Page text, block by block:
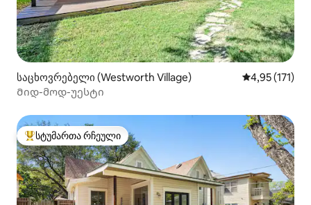
საცხოვრებელი (Westworth Village) საშუალო
4,95 (171)
Მიდ-მოდ-უესტი
სტუმართა რჩეული მოწინავე ვარიანტი
სტუმართა რჩეული